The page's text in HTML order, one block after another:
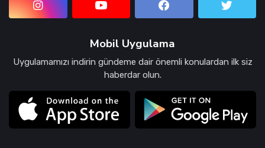
Mobil Uygulama
Uygulamamızı indirin gündeme dair önemli konulardan ilk siz
haberdar olun.